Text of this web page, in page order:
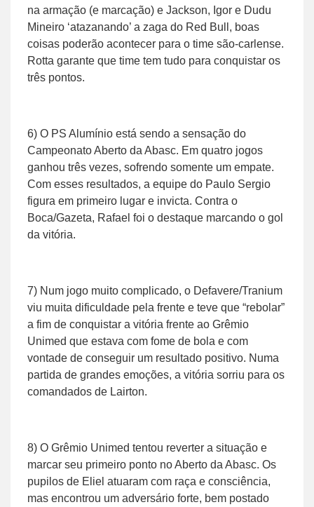
na armação (e marcação) e Jackson, Igor e Dudu
Mineiro ‘atazanando’ a zaga do Red Bull, boas
coisas poderão acontecer para o time são-carlense.
Rotta garante que time tem tudo para conquistar os
três pontos.
6) O PS Alumínio está sendo a sensação do
Campeonato Aberto da Abasc. Em quatro jogos
ganhou três vezes, sofrendo somente um empate.
Com esses resultados, a equipe do Paulo Sergio
figura em primeiro lugar e invicta. Contra o
Boca/Gazeta, Rafael foi o destaque marcando o gol
da vitória.
7) Num jogo muito complicado, o Defavere/Tranium
viu muita dificuldade pela frente e teve que “rebolar”
a fim de conquistar a vitória frente ao Grêmio
Unimed que estava com fome de bola e com
vontade de conseguir um resultado positivo. Numa
partida de grandes emoções, a vitória sorriu para os
comandados de Lairton.
8) O Grêmio Unimed tentou reverter a situação e
marcar seu primeiro ponto no Aberto da Abasc. Os
pupilos de Eliel atuaram com raça e consciência,
mas encontrou um adversário forte, bem postado